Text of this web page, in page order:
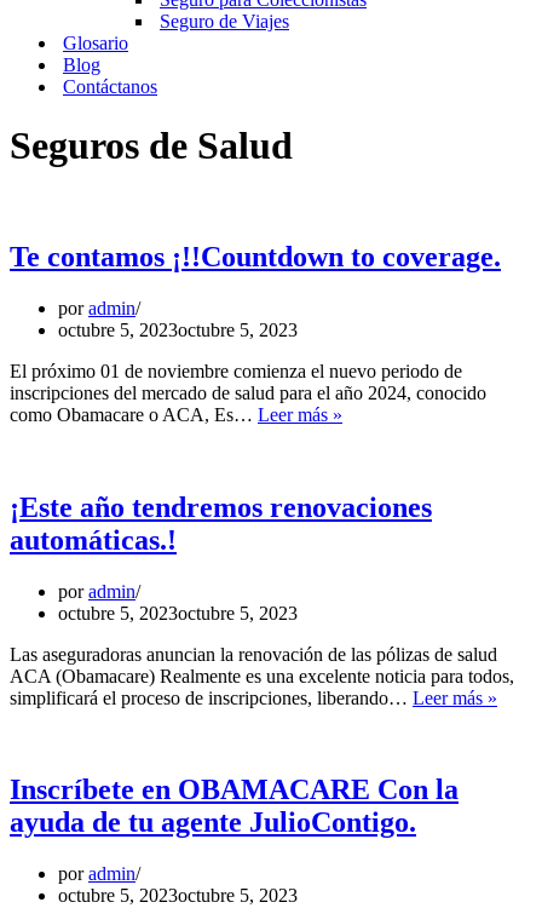
Seguro de Viajes
Glosario
Blog
Contáctanos
Seguros de Salud
Te contamos ¡!!Countdown to coverage.
poradmin
octubre 5, 2023octubre 5, 2023
El próximo 01 de noviembre comienza el nuevo periodo de
inscripciones del mercado de salud para el año 2024, conocido
como Obamacare o ACA, Es… Leer más »
coverage.
¡Este año tendremos renovaciones
automáticas.!
poradmin
octubre 5, 2023octubre 5, 2023
Las aseguradoras anuncian la renovación de las pólizas de salud
ACA (Obamacare) Realmente es una excelente noticia para todos,
simplificará el proceso de inscripciones, liberando… Leer más »
Inscríbete en OBAMACARE Con la
ayuda de tu agente JulioContigo.
poradmin
octubre 5, 2023octubre 5, 2023